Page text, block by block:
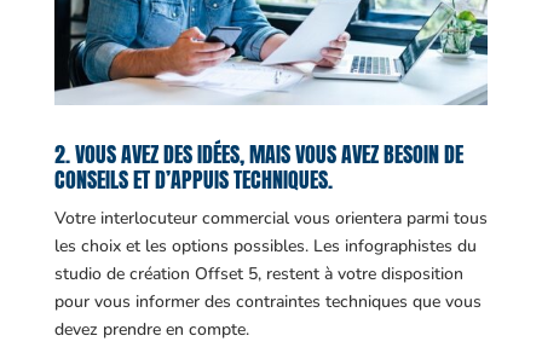
2. VOUS AVEZ DES IDÉES, MAIS VOUS AVEZ BESOIN DE
CONSEILS ET D’APPUIS TECHNIQUES.
Votre interlocuteur commercial vous orientera parmi tous
les choix et les options possibles. Les infographistes du
studio de création Offset 5, restent à votre disposition
pour vous informer des contraintes techniques que vous
devez prendre en compte.